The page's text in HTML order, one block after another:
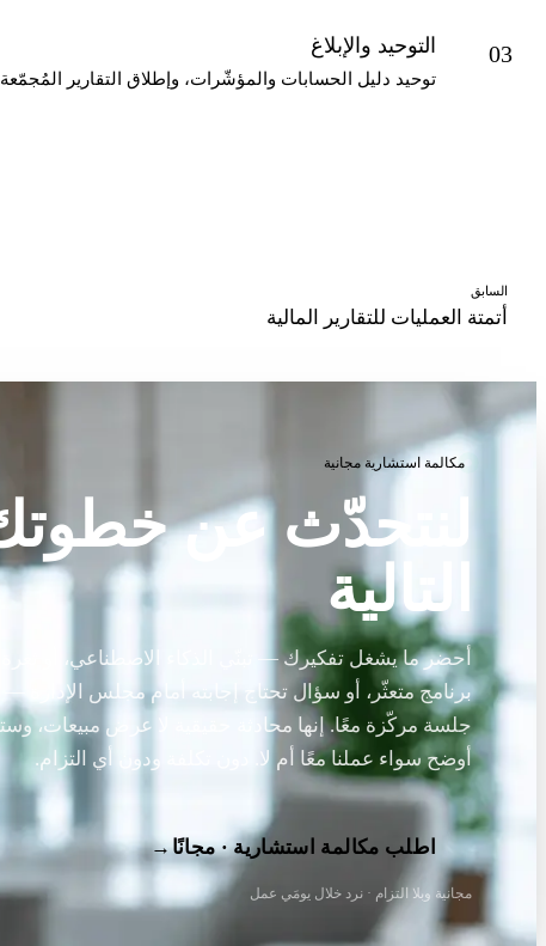
03 التوحيد والإبلاغ
توحيد دليل الحسابات والمؤشّرات، وإطلاق التقارير
السابق
أتمتة العمليات للتقارير المالية
مكالمة استشارية مجانية
لنتحدّث عن
التالية
أحضر ما يشغل تفكيرك — تبنّي الذكاء الاصطناعي، أو ثغرة
برنامج متعثّر، أو سؤال تحتاج إجابته أمام مجلس
جلسة مركّزة معًا. إنها محادثة حقيقية لا عرض مبيعات،
أوضح سواء عملنا معًا أم لا. دون تكلفة ودون أي التزام.
اطلب مكالمة استشارية · مجانًا→
مجانية وبلا التزام · نرد خلال يومَي عمل